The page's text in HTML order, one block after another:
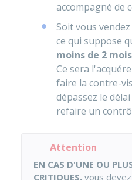
accompagné de
Soit vous
ce qui suppose
moins de 2
Ce sera
faire la contre-
dépassez le
refaire un
Attention
EN CAS D'UNE OU
CRITIQUES, vous